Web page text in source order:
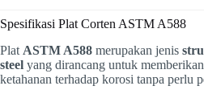
Spesifikasi Plat Corten ASTM A588
Plat ASTM A588 merupakan jenis
steel yang dirancang untuk
ketahanan terhadap korosi tanpa perlu